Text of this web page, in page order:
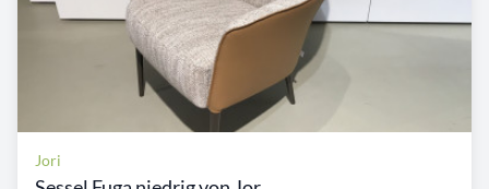
Jori